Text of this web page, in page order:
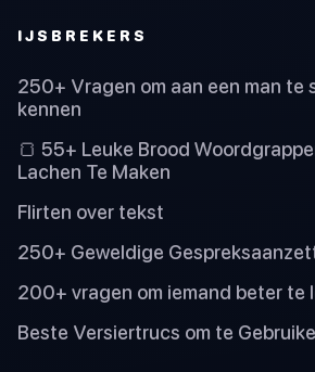
IJSBREKERS
250+ Vragen om aan een man te
kennen
🍞 55+ Leuke Brood
Lachen Te Maken
Flirten over tekst
250+ Geweldige
200+ vragen om iemand beter te
Beste Versiertrucs om te